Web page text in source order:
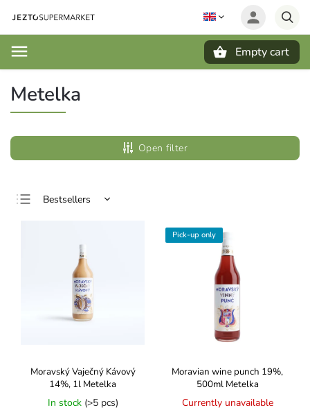
Empty cart
Metelka
Open filter
Bestsellers
Most expensive
Alphabetically
Moravský Vaječný Kávový
14%, 1l Metelka
In stock (>5 pcs)
Pick-up only
Moravian wine punch 19%,
500ml Metelka
Currently unavailable